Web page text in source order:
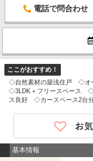
電話で問合わせ
ここがおすすめ！
◇自然素材の築浅住戸 ◇オ
◇3LDK＋フリースペース
ス良好 ◇カースペース2台
基本情報